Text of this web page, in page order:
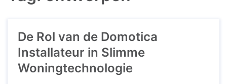
De Rol van de Domotica
Installateur in Slimme
Woningtechnologie